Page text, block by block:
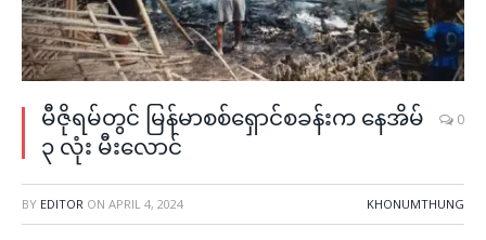
မီဇိုရမ်တွင် မြန်မာစစ်ရှောင်စခန်းက နေအိမ်
၃ လုံး မီးလောင်
0
BY EDITOR ON APRIL 4, 2024 KHONUMTHUNG